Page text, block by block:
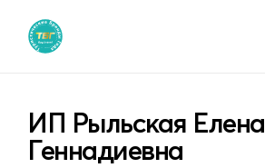
ИП Рыльская Елена
Геннадиевна